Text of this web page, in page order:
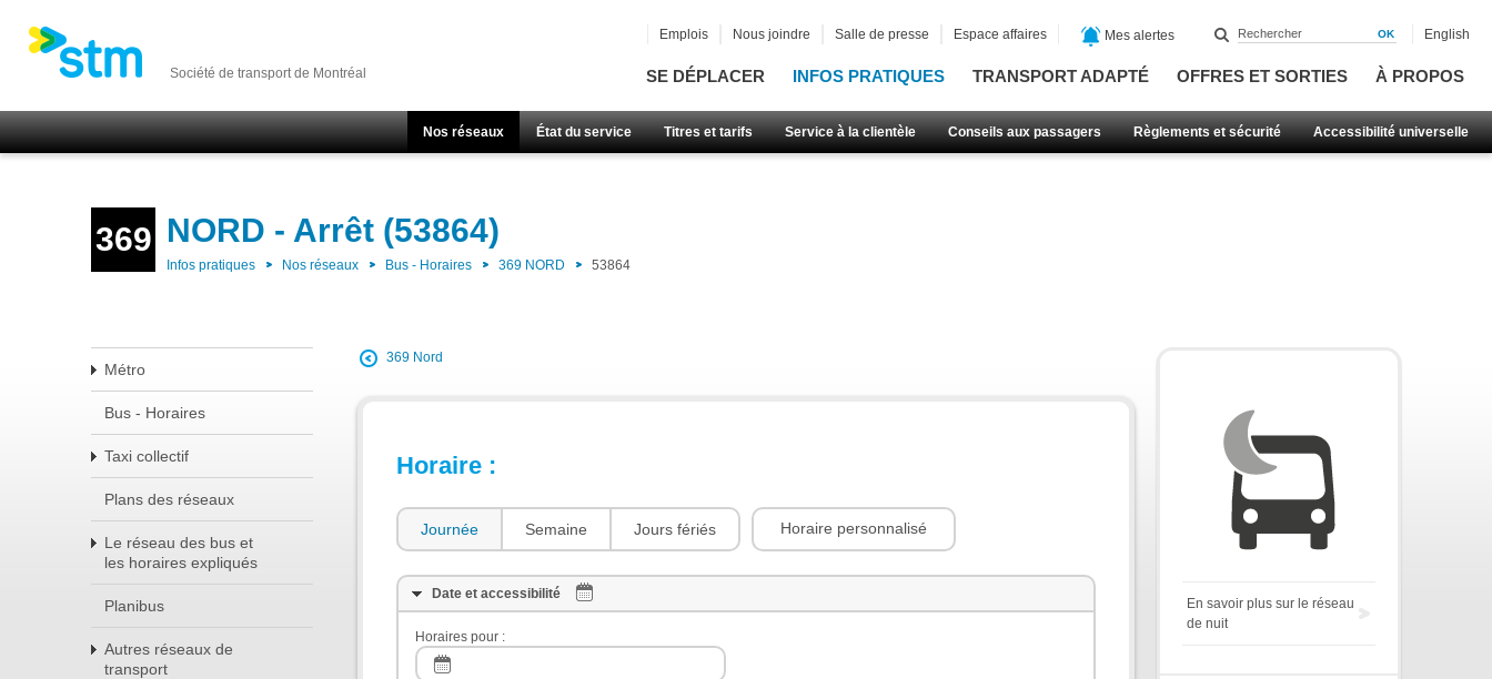
Société de transport de Montréal SE DÉPLACER INFOS PRATIQUES TRANSPORT ADAPTÉ OFFRES ET SORTIES À PROPOS
Nos réseaux État du service Titres et tarifs Service à la clientèle Conseils aux passagers Règlements et sécurité Accessibilité universelle
Emplois Nous joindre Salle de presse Espace affaires Mes alertes English
369 NORD - Arrêt (53864)
Infos pratiques Nos réseaux Bus - Horaires 369 NORD 53864
Métro
Bus - Horaires
Taxi collectif
Plans des réseaux
Le réseau des bus et
les horaires expliqués
Planibus
Autres réseaux de
transport
369 Nord
Horaire :
Journée Semaine Jours fériés Horaire personnalisé
Date et accessibilité
Horaires pour :
En savoir plus sur le réseau
de nuit